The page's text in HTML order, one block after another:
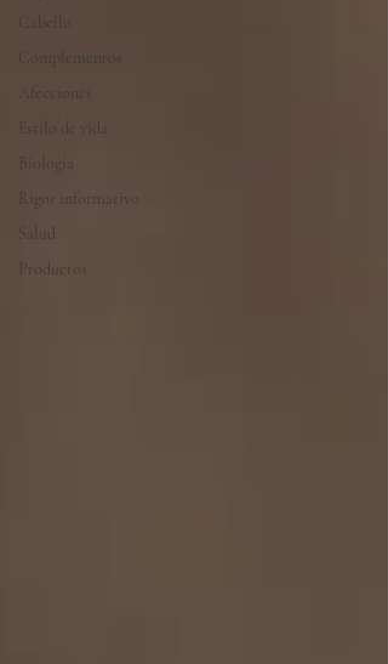
Cabello
Complementos
Afecciones
Estilo de vida
Biología
Rigor informativo
Salud
Productos